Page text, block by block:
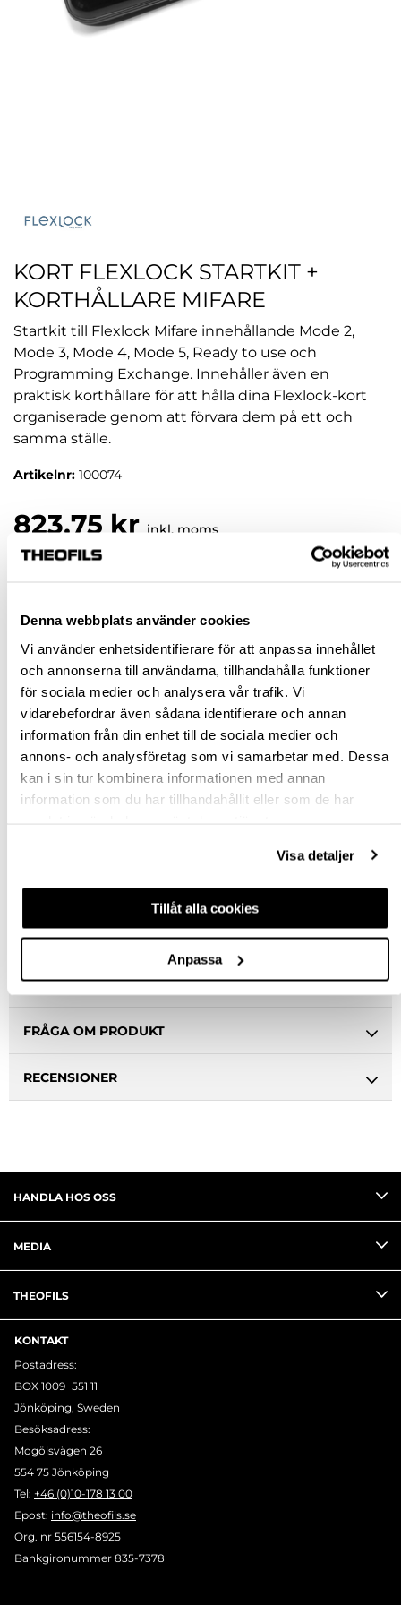
Denna webbplats använder cookies
Vi använder enhetsidentifierare för att anpassa innehållet
och annonserna till användarna, tillhandahålla funktioner
för sociala medier och analysera vår trafik. Vi
vidarebefordrar även sådana identifierare och annan
information från din enhet till de sociala medier och
annons- och analysföretag som vi samarbetar med. Dessa
kan i sin tur kombinera informationen med annan
information som du har tillhandahållit eller som de har
Visa detaljer
Tillåt alla cookies
Anpassa
KORT FLEXLOCK STARTKIT +
KORTHÅLLARE MIFARE
Startkit till Flexlock Mifare innehållande Mode 2,
Mode 3, Mode 4, Mode 5, Ready to use och
Programming Exchange. Innehåller även en
praktisk korthållare för att hålla dina Flexlock-kort
organiserade genom att förvara dem på ett och
samma ställe.
Artikelnr: 100074
823,75 kr inkl. moms
Pris / 1 st: 823,75 kr
KÖP
Jönköping huvudlager Beställningsvara
Jönköping butik Slut i lager
Malmö butik Slut i lager
Stockholm butik Slut i lager
BESKRIVNING
SPECIFIKATION
FRÅGA OM PRODUKT
RECENSIONER
HANDLA HOS OSS
MEDIA
THEOFILS
KONTAKT
Postadress:
BOX 1009 551 11
Jönköping, Sweden
Besöksadress:
Mogölsvägen 26
554 75 Jönköping
Tel: +46 (0)10-178 13 00
Epost: info@theofils.se
Org. nr 556154-8925
Bankgironummer 835-7378